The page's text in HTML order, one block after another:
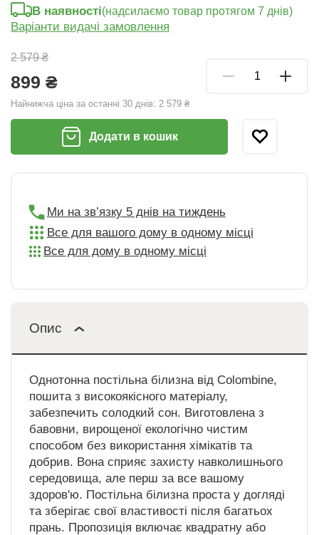
2 579 ₴
899 ₴
Найнижча ціна за останні 30 днів: 2 579 ₴
В наявності(надсилаємо товар протягом 7 днів)
Варіанти видачі замовлення
Додати в кошик
Ми на зв’язку 5 днів на тиждень
Все для вашого дому в одному місці
Все для дому в одному місці
Опис
Однотонна постільна білизна від Colombine,
пошита з високоякісного матеріалу,
забезпечить солодкий сон. Виготовлена з
бавовни, вирощеної екологічно чистим
способом без використання хімікатів та
добрив. Вона сприяє захисту навколишнього
середовища, але перш за все вашому
здоров'ю. Постільна білизна проста у догляді
та зберігає свої властивості після багатьох
прань. Пропозиція включає квадратну або